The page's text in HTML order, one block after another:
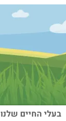
בעלי החיים שלנו